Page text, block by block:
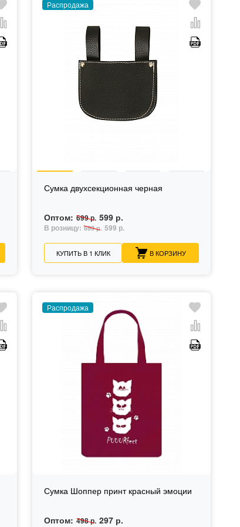
Распродажа
Сумка двухсекционная черная
Оптом: 699 р. 599 р.
В розницу:699 р. 599 р.
КУПИТЬ В 1 КЛИК В КОРЗИНУ
Распродажа
Сумка Шоппер принт красный эмоции
Оптом: 498 р. 297 р.